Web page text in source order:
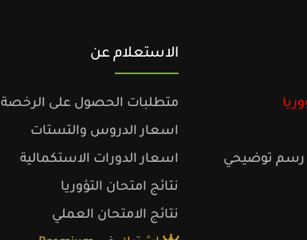
رسم توضيحي
الاستعلام عن
متطلبات الحصول على الرخصة
اسعار الدروس والتستات
اسعار الدورات الاستكمالية
نتائج امتحان التؤوريا
نتائج الامتحان العملي